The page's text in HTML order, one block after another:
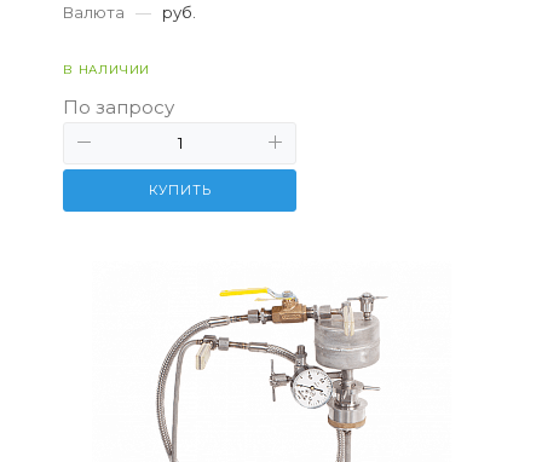
Валюта
— руб.
В НАЛИЧИИ
По запросу
КУПИТЬ